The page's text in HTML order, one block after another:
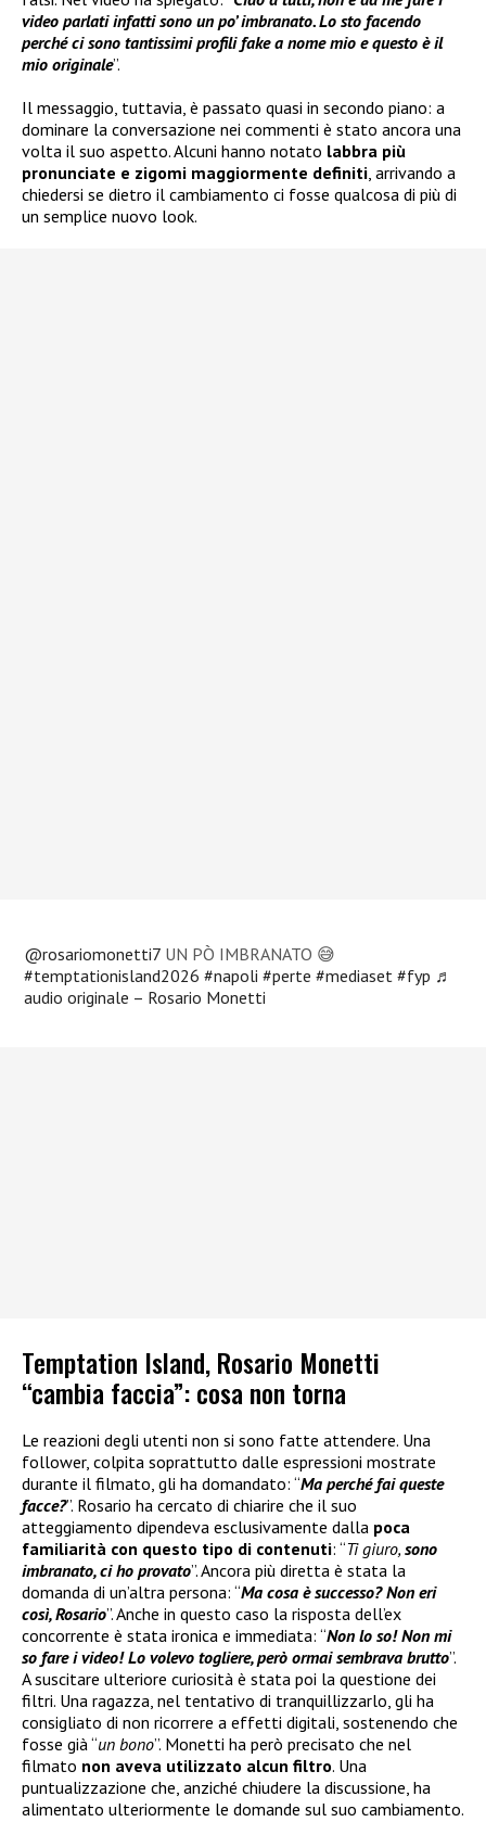
video parlati infatti sono un po’ imbranato. Lo sto facendo
perché ci sono tantissimi profili fake a nome mio e questo è il
mio originale”.
Il messaggio, tuttavia, è passato quasi in secondo piano: a
dominare la conversazione nei commenti è stato ancora una
volta il suo aspetto. Alcuni hanno notato labbra più
pronunciate e zigomi maggiormente definiti, arrivando a
chiedersi se dietro il cambiamento ci fosse qualcosa di più di
un semplice nuovo look.
@rosariomonetti7 UN PÒ IMBRANATO 😅
#temptationisland2026 #napoli #perte #mediaset #fyp ♬
audio originale – Rosario Monetti
Temptation Island, Rosario Monetti
“cambia faccia”: cosa non torna
Le reazioni degli utenti non si sono fatte attendere. Una
follower, colpita soprattutto dalle espressioni mostrate
durante il filmato, gli ha domandato: “Ma perché fai queste
facce?”. Rosario ha cercato di chiarire che il suo
atteggiamento dipendeva esclusivamente dalla poca
familiarità con questo tipo di contenuti: “Ti giuro, sono
imbranato, ci ho provato”. Ancora più diretta è stata la
domanda di un’altra persona: “Ma cosa è successo? Non eri
così, Rosario”. Anche in questo caso la risposta dell’ex
concorrente è stata ironica e immediata: “Non lo so! Non mi
so fare i video! Lo volevo togliere, però ormai sembrava brutto”.
A suscitare ulteriore curiosità è stata poi la questione dei
filtri. Una ragazza, nel tentativo di tranquillizzarlo, gli ha
consigliato di non ricorrere a effetti digitali, sostenendo che
fosse già “un bono”. Monetti ha però precisato che nel
filmato non aveva utilizzato alcun filtro. Una
puntualizzazione che, anziché chiudere la discussione, ha
alimentato ulteriormente le domande sul suo cambiamento.